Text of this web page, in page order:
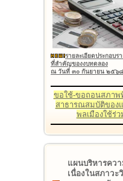
รายละเอียดประกอบร
ที่สำคัญของงบทดลอง
ณ วันที่ ๓๐ กันยายน ๒๕๖๘
ขอใช้-ขอถอนสภาพ
สาธารณสมบัติของ
พลเมืองใช้ร่
แผนบริหารคว
เนื่องในสภาวะ